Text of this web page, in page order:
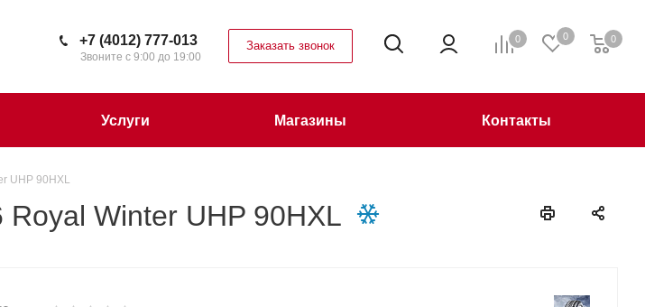
0 0 0
+7 (4012) 777-013
Звоните с 9:00 до 19:00
Заказать звонок
Услуги Магазины Контакты
UHP 90HXL
Winter UHP 90HXL